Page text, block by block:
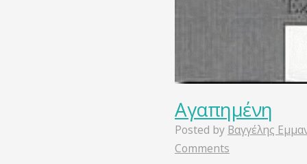
Αγαπημένη
Posted by Βαγγέλης
Comments